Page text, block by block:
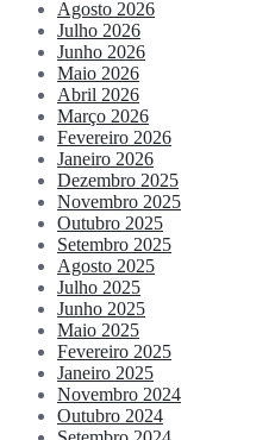
Agosto 2026
Julho 2026
Junho 2026
Maio 2026
Abril 2026
Março 2026
Fevereiro 2026
Janeiro 2026
Dezembro 2025
Novembro 2025
Outubro 2025
Setembro 2025
Agosto 2025
Julho 2025
Junho 2025
Maio 2025
Fevereiro 2025
Janeiro 2025
Novembro 2024
Outubro 2024